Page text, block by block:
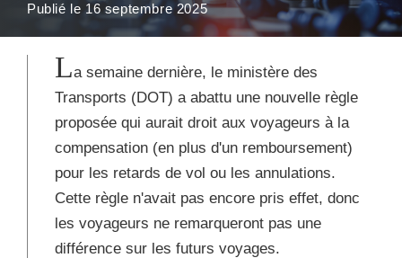
Publié le 16 septembre 2025
La semaine dernière, le ministère des
Transports (DOT) a abattu une nouvelle règle
proposée qui aurait droit aux voyageurs à la
compensation (en plus d'un remboursement)
pour les retards de vol ou les annulations.
Cette règle n'avait pas encore pris effet, donc
les voyageurs ne remarqueront pas une
différence sur les futurs voyages.